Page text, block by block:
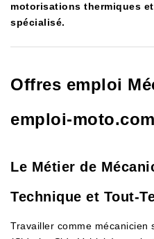
motorisations thermiques
spécialisé.
Offres emploi
emploi-moto.com
Le Métier de
Technique et Tout-
Travailler comme mécanicien